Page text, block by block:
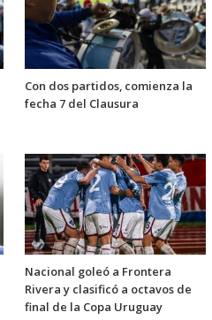
Con dos partidos, comienza la
fecha 7 del Clausura
Nacional goleó a Frontera
Rivera y clasificó a octavos de
final de la Copa Uruguay